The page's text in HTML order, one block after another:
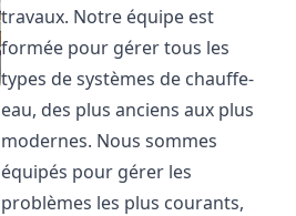
travaux. Notre équipe est
formée pour gérer tous les
types de systèmes de chauffe-
eau, des plus anciens aux plus
modernes. Nous sommes
équipés pour gérer les
problèmes les plus courants,